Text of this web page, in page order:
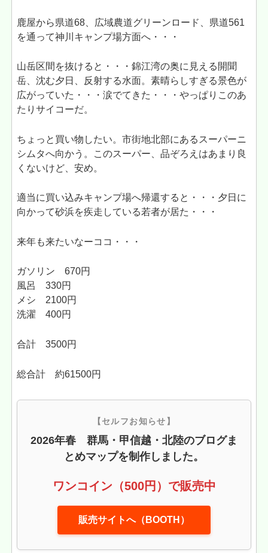
鹿屋から県道68、広域農道グリーンロード、県道561
を通って神川キャンプ場方面へ・・・
山岳区間を抜けると・・・錦江湾の奥に見える開聞
岳、沈む夕日、反射する水面。素晴らしすぎる景色が
広がっていた・・・涙でてきた・・・やっぱりこのあ
たりサイコーだ。
ちょっと買い物したい。市街地北部にあるスーパーニ
シムタへ向かう。このスーパー、品ぞろえはあまり良
くないけど、安め。
適当に買い込みキャンプ場へ帰還すると・・・夕日に
向かって砂浜を疾走している若者が居た・・・
来年も来たいなーココ・・・
ガソリン 670円
風呂 330円
メシ 2100円
洗濯 400円
合計 3500円
総合計 約61500円
【セルフお知らせ】
2026年春 群馬・甲信越・北陸のブログま
とめマップを制作しました。
ワンコイン（500円）で販売中
販売サイトへ（BOOTH）